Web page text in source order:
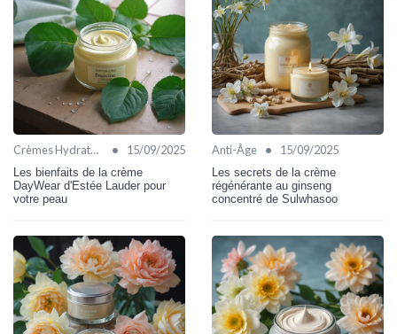
Crèmes Hydratantes • 15/09/2025
Les bienfaits de la crème
DayWear d'Estée Lauder pour
votre peau
Anti-Âge • 15/09/2025
Les secrets de la crème
régénérante au ginseng
concentré de Sulwhasoo